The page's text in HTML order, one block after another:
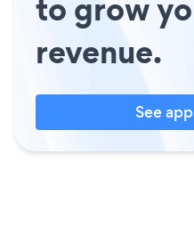
revenue.
See